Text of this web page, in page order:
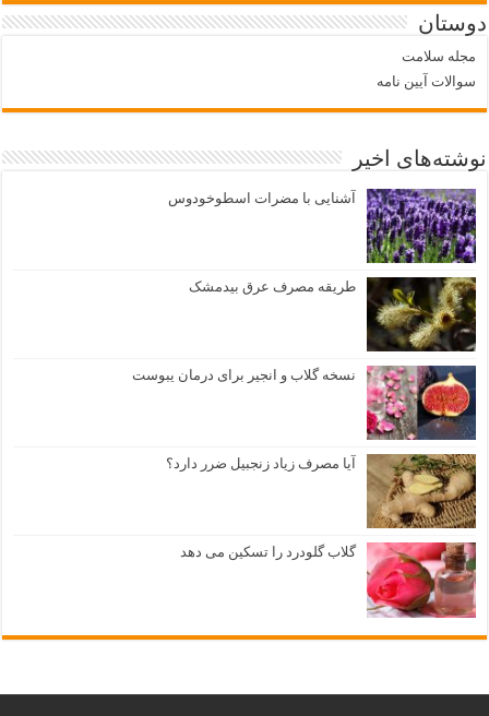
دوستان
مجله سلامت
سوالات آیین نامه
نوشته‌های اخیر
آشنایی با مضرات اسطوخودوس
طریقه مصرف عرق بیدمشک
نسخه گلاب و انجیر برای درمان یبوست
آیا مصرف زیاد زنجبیل ضرر دارد؟
گلاب گلودرد را تسکین می دهد